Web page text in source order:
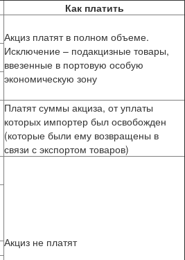
Как платить
Акциз платят в полном объеме.
Исключение – подакцизные товары,
ввезенные в портовую особую
экономическую зону
Платят суммы акциза, от уплаты
которых импортер был освобожден
(которые были ему возвращены в
связи с экспортом товаров)
Акциз не платят